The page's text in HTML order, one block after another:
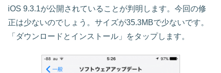
iOS 9.3.1が公開されていることが判明します。今回の修
正は少ないのでしょう。サイズが35.3MBで少ないです。
「ダウンロードとインストール」をタップします。